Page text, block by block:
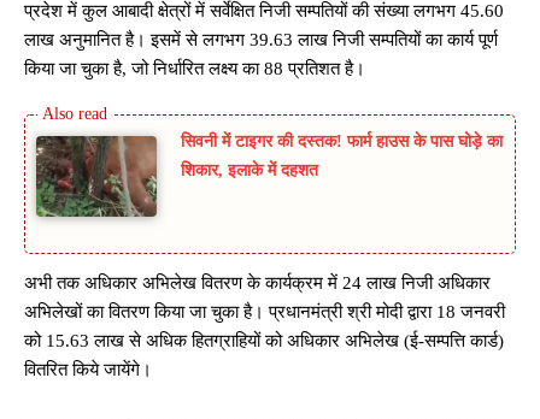
प्रदेश में कुल आबादी क्षेत्रों में सर्वेक्षित निजी सम्पतियों की संख्या लगभग 45.60
लाख अनुमानित है। इसमें से लगभग 39.63 लाख निजी सम्पतियों का कार्य पूर्ण
किया जा चुका है, जो निर्धारित लक्ष्य का 88 प्रतिशत है।
सिवनी में टाइगर की दस्तक! फार्म हाउस के पास घोड़े का
शिकार, इलाके में दहशत
अभी तक अधिकार अभिलेख वितरण के कार्यक्रम में 24 लाख निजी अधिकार
अभिलेखों का वितरण किया जा चुका है। प्रधानमंत्री श्री मोदी द्वारा 18 जनवरी
को 15.63 लाख से अधिक हितग्राहियों को अधिकार अभिलेख (ई-सम्पत्ति कार्ड)
वितरित किये जायेंगे।